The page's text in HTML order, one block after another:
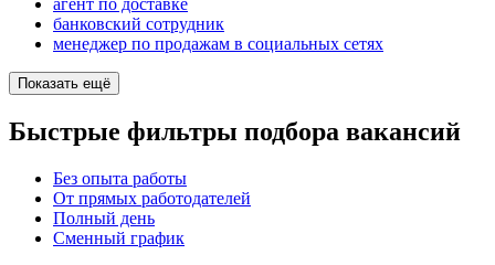
агент по доставке
банковский сотрудник
менеджер по продажам в социальных сетях
Показать ещё
Быстрые фильтры подбора вакансий
Без опыта работы
От прямых работодателей
Полный день
Сменный график